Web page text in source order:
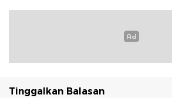
Tinggalkan Balasan